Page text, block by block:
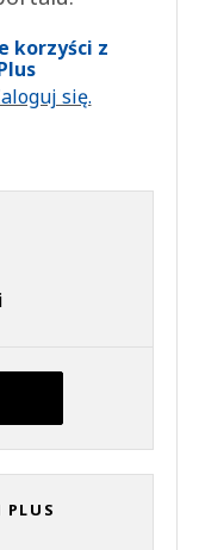
korzyści z
się.
PLUS